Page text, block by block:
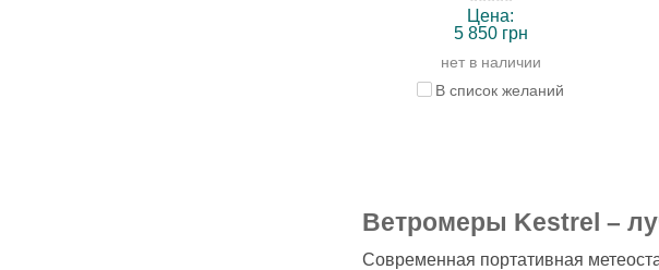
Цена:
5 850 грн
нет в наличии
В список желаний
Ветромеры Kestrel –
Современная портативная